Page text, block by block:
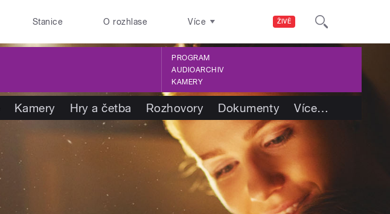
ŽIVĚ
Stanice O rozhlase Více
PROGRAM
AUDIOARCHIV
KAMERY
Kamery Hry a četba Rozhovory Dokumenty Více…